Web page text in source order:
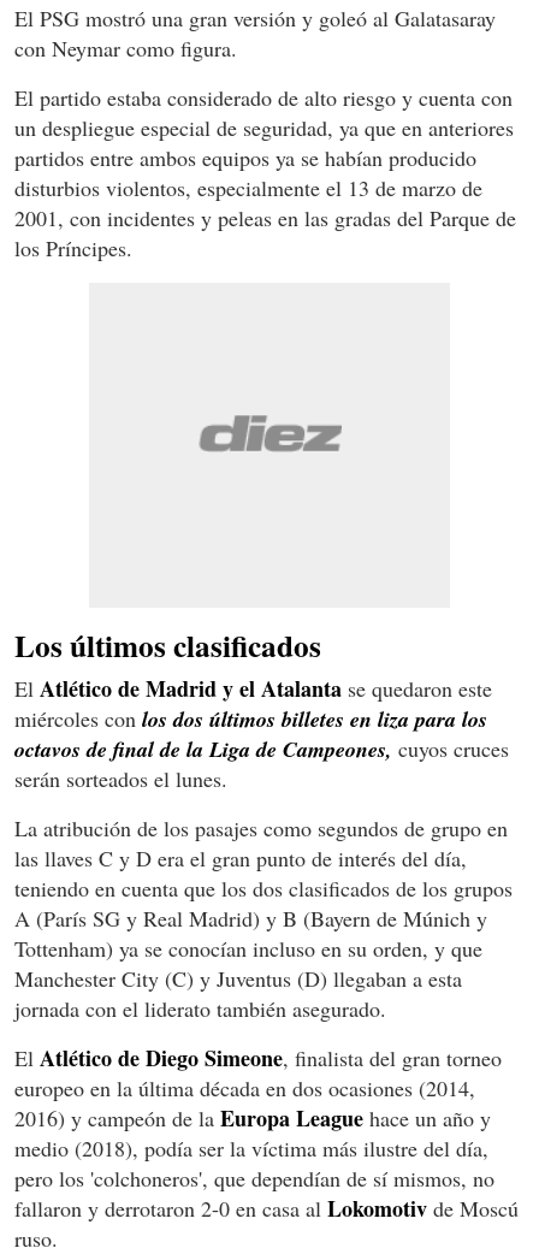
El PSG mostró una gran versión y goleó al Galatasaray
con Neymar como figura.
El partido estaba considerado de alto riesgo y cuenta con
un despliegue especial de seguridad, ya que en anteriores
partidos entre ambos equipos ya se habían producido
disturbios violentos, especialmente el 13 de marzo de
2001, con incidentes y peleas en las gradas del Parque de
los Príncipes.
Los últimos clasificados
El Atlético de Madrid y el Atalanta se quedaron este
miércoles con los dos últimos billetes en liza para los
octavos de final de la Liga de Campeones, cuyos cruces
serán sorteados el lunes.
La atribución de los pasajes como segundos de grupo en
las llaves C y D era el gran punto de interés del día,
teniendo en cuenta que los dos clasificados de los grupos
A (París SG y Real Madrid) y B (Bayern de Múnich y
Tottenham) ya se conocían incluso en su orden, y que
Manchester City (C) y Juventus (D) llegaban a esta
jornada con el liderato también asegurado.
El Atlético de Diego Simeone, finalista del gran torneo
europeo en la última década en dos ocasiones (2014,
2016) y campeón de la Europa League hace un año y
medio (2018), podía ser la víctima más ilustre del día,
pero los 'colchoneros', que dependían de sí mismos, no
fallaron y derrotaron 2-0 en casa al Lokomotiv de Moscú
ruso.